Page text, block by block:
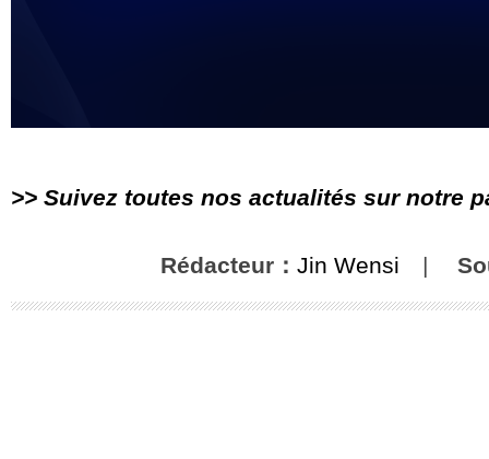
>> Suivez toutes nos actualités sur notre
Rédacteur： Jin Wensi |